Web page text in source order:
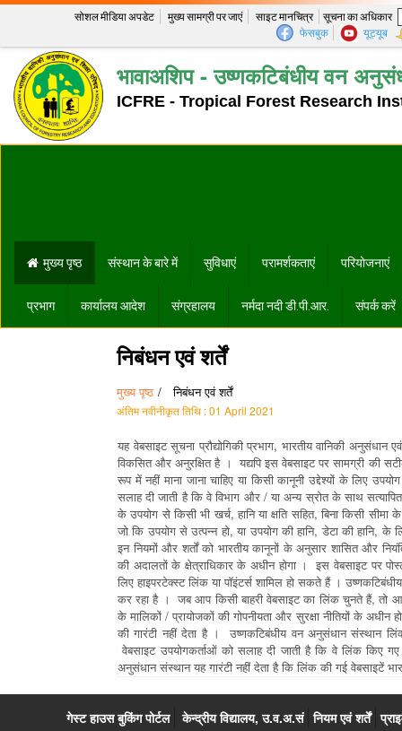
सोशल मीडिया अपडेट मुख्य सामग्री पर जाएं साइट मानचित्र
सूचना का अधिकार
फेसबुक
यूट्यूब
भावाअशिप - उष्णकटिबंधीय वन
ICFRE - Tropical Forest Research
मुख्य पृष्ठ संस्थान के बारे में सुविधाएं परामर्शकताएं परियोजनाएं
प्रभाग कार्यालय आदेश संग्रहालय नर्मदा नदी डी.पी.आर. संपर्क करें
निबंधन एवं शर्तें
मुख्य पृष्ठ निबंधन एवं शर्तें
अंतिम नवीनीकृत तिथि : 01 April 2021
यह वेबसाइट सूचना प्रौद्योगिकी प्रभाग, भारतीय वानिकी अनुसंधान
विकसित और अनुरक्षित है । यद्यपि इस वेबसाइट पर सामग्री की
रूप में नहीं माना जाना चाहिए या किसी कानूनी उद्देश्यों के लिए
सलाह दी जाती है कि वे विभाग और / या अन्य स्रोत के साथ
के उपयोग से किसी भी खर्च, हानि या क्षति सहित, बिना किसी सीमा
जो कि उपयोग से उत्पन्न हो, या उपयोग की हानि, डेटा की हानि,
इन नियमों और शर्तों को भारतीय कानूनों के अनुसार शासित और
की अदालतों के क्षेत्राधिकार के अधीन होगा । इस वेबसाइट पर
लिए हाइपरटेक्स्ट लिंक या पॉइंटर्स शामिल हो सकते हैं ।
कर रहा है । जब आप किसी बाहरी वेबसाइट का लिंक चुनते हैं, तो
के मालिकों / प्रायोजकों की गोपनीयता और सुरक्षा नीतियों के
की गारंटी नहीं देता है । उष्णकटिबंधीय वन अनुसंधान संस्थान
वेबसाइट उपयोगकर्ताओं को सलाह दी जाती है कि वे लिंक किए
अनुसंधान संस्थान यह गारंटी नहीं देता है कि लिंक की गई वेबसाइटें
गेस्ट हाउस बुकिंग पोर्टल केन्द्रीय विद्यालय, उ.व.अ.सं नियम एवं शर्तें